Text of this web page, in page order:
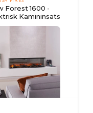
Forest 1600 -
Kamininsats